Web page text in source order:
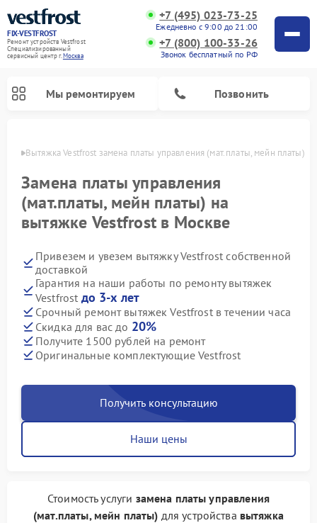
FIX-VESTFROST
Ремонт устройств Vestfrost
Специализированный
cервисный центр г.Москва
+7 (495) 023-73-25
Ежедневно с 9:00 до 21:00
+7 (800) 100-33-26
Звонок бесплатный по РФ
Мы ремонтируем Позвонить
Вытяжка Vestfrost замена платы управления (мат.платы, мейн платы)
Замена платы управления
(мат.платы, мейн платы) на
вытяжке Vestfrost в Москве
Привезем и увезем вытяжку Vestfrost собственной
доставкой
Гарантия на наши работы по ремонту вытяжек
Vestfrost до 3-х лет
Срочный ремонт вытяжек Vestfrost в течении часа
Скидка для вас до 20%
Получите 1500 рублей на ремонт
Оригинальные комплектующие Vestfrost
Получить консультацию
Наши цены
Стоимость услуги замена платы управления
(мат.платы, мейн платы) для устройства вытяжка